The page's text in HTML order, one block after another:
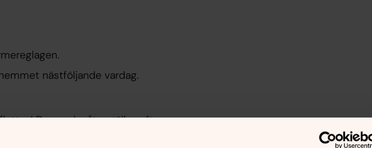
nästföljande vardag.
Dessa ska återställas efter